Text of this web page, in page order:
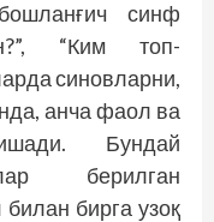
синф
“Ким топ­
синовларни,
анча фаол ва
Бундай
берилган
бирга узоқ